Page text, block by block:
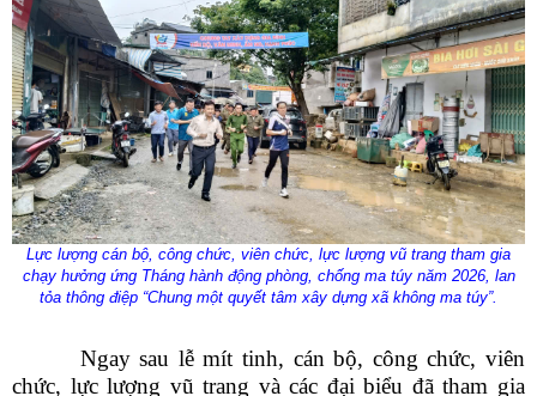
Lực lượng cán bộ, công chức, viên chức, lực lượng vũ trang tham gia
chạy hưởng ứng Tháng hành động phòng, chống ma túy năm 2026, lan
tỏa thông điệp “Chung một quyết tâm xây dựng xã không ma túy”.
Ngay sau lễ mít tinh, cán bộ, công chức, viên
chức, lực lượng vũ trang và các đại biểu đã tham gia
Số: Số:1862 /KH-UBND
Tên:(KẾ HOẠCH Tuyên truyền ứng dụng khoa học, công nghệ
và đổi mới sáng tạo trên địa bàn xã Sì Lở Lầu giai đoạn 2026 -
2030)
Ngày ban hành: (07/08/2026) -Ngày hiệu lực: (06/08/2026)
Số: 1852/BC-UBND
kinh phí thực hiện các dự án, nhiệm vụ khoa học, công nghệ,
đổi mới sáng tạo và chuyển đổi số năm 2026)